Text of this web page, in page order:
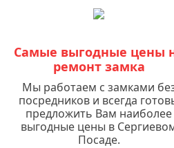
Самые выгодные цены
ремонт замка
Мы работаем с замками
посредников и всегда
предложить Вам наиболее
выгодные цены в
Посаде.